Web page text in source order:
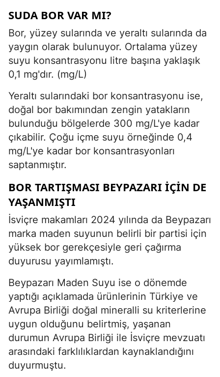
SUDA BOR VAR MI?
Bor, yüzey sularında ve yeraltı sularında da
yaygın olarak bulunuyor. Ortalama yüzey
suyu konsantrasyonu litre başına yaklaşık
0,1 mg'dır. (mg/L)
Yeraltı sularındaki bor konsantrasyonu ise,
doğal bor bakımından zengin yatakların
bulunduğu bölgelerde 300 mg/L'ye kadar
çıkabilir. Çoğu içme suyu örneğinde 0,4
mg/L'ye kadar bor konsantrasyonları
saptanmıştır.
BOR TARTIŞMASI BEYPAZARI İÇİN DE
YAŞANMIŞTI
İsviçre makamları 2024 yılında da Beypazarı
marka maden suyunun belirli bir partisi için
yüksek bor gerekçesiyle geri çağırma
duyurusu yayımlamıştı.
Beypazarı Maden Suyu ise o dönemde
yaptığı açıklamada ürünlerinin Türkiye ve
Avrupa Birliği doğal mineralli su kriterlerine
uygun olduğunu belirtmiş, yaşanan
durumun Avrupa Birliği ile İsviçre mevzuatı
arasındaki farklılıklardan kaynaklandığını
duyurmuştu.